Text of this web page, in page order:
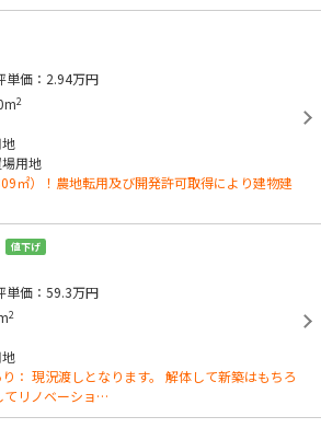
単価：2.94万円
2
用地
㎡）！農地転用及び開発許可取得により建物建
値下げ
単価：59.3万円
2
： 現況渡しとなります。 解体して新築はもちろ
てリノベーショ…